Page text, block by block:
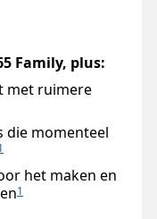
Family, plus:
met ruimere
die momenteel
het maken en
1